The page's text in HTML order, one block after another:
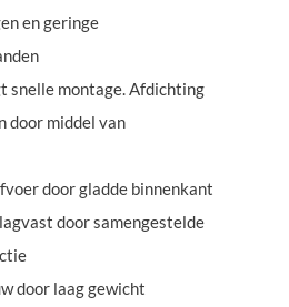
en geringe
snelle montage. Afdichting
door middel van
door gladde binnenkant
door samengestelde
door laag gewicht